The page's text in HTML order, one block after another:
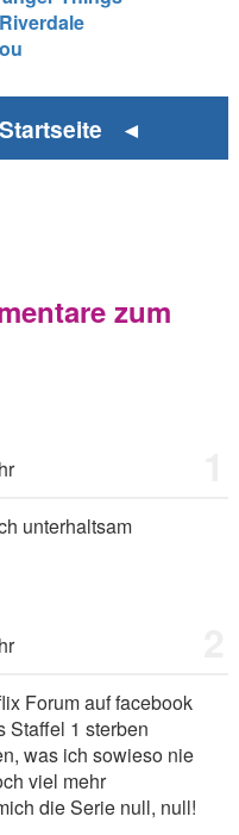
Riverdale
◄
zum
unterhaltsam
Forum auf facebook
Staffel 1 sterben
was ich sowieso nie
viel mehr
die Serie null, null!